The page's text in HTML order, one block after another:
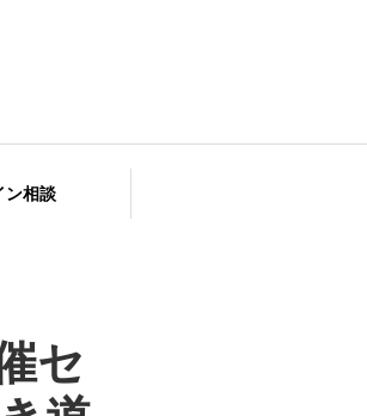
ン相談
セ